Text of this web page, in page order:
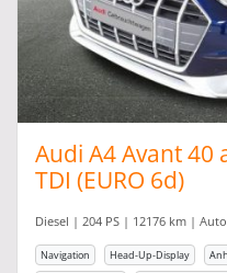
Audi A4 Avant
TDI (EURO 6d)
Diesel | 204 PS | 12176 km |
Navigation Head-Up-Display